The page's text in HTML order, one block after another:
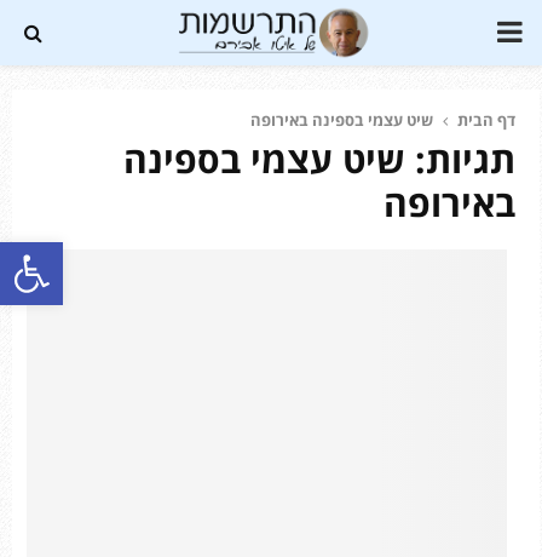
פתח סרגל נגישות
PRIMARY
דף הבית שיט עצמי בספינה באירופה
תגיות: שיט עצמי בספינה
באירופה